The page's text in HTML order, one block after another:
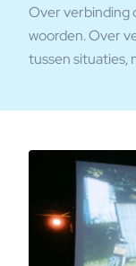
Over verbinding
woorden. Over
tussen situaties,